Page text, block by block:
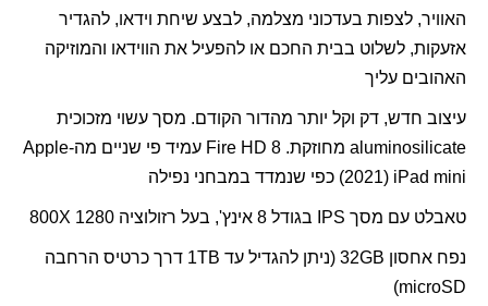
האוויר, לצפות בעדכוני מצלמה, לבצע שיחת וידאו, להגדיר
אזעקות, לשלוט בבית החכם או להפעיל את הווידאו והמוזיקה
האהובים עליך
עיצוב חדש, דק וקל יותר מהדור הקודם. מסך עשוי מזכוכית
aluminosilicate מחוזקת. Fire HD 8 עמיד פי שניים מה-Apple
iPad mini (2021) כפי שנמדד במבחני נפילה
טאבלט עם מסך IPS בגודל 8 אינץ', בעל רזולוציה 1280 X
800
נפח אחסון GB
32 (ניתן להגדיל עד TB1 דרך כרטיס הרחבה
microSD
)